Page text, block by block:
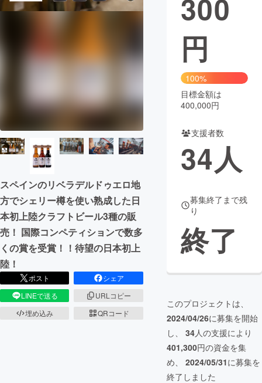
ビジネス・起業 チャレンジ
CAMPFIRE Creation
コミュニティ
スペインのリベラデルドゥエロ地
方でシェリー樽を使い熟成した日
本初上陸クラフトビール3種の販
売！ 国際コンペティションで数多
くの賞を受賞！！待望の日本初上
陸！
ポスト
シェア
LINEで送る
URLコピー
埋め込み
QRコード
300
円
100%
目標金額は
400,000円
支援者数
34人
募集終了まで残
り
終了
このプロジェクトは、
2024/04/26に募集を開始
し、 34人の支援により
401,300円の資金を集
め、 2024/05/31に募集を
終了しました